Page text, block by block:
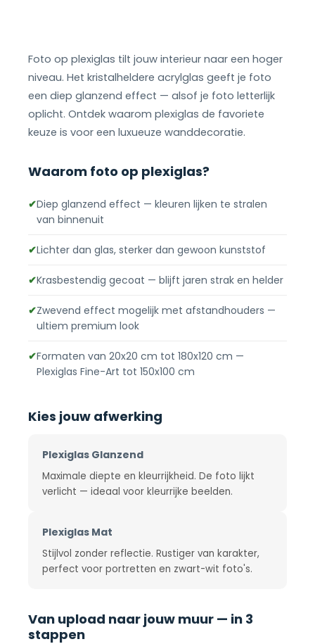
Foto op plexiglas tilt jouw interieur naar een hoger
niveau. Het kristalheldere acrylglas geeft je foto
een diep glanzend effect — alsof je foto letterlijk
oplicht. Ontdek waarom plexiglas de favoriete
keuze is voor een luxueuze wanddecoratie.
Waarom foto op plexiglas?
✔Diep glanzend effect — kleuren lijken te stralen
van binnenuit
✔Lichter dan glas, sterker dan gewoon kunststof
✔Krasbestendig gecoat — blijft jaren strak en helder
✔Zwevend effect mogelijk met afstandhouders —
ultiem premium look
✔Formaten van 20x20 cm tot 180x120 cm —
Plexiglas Fine-Art tot 150x100 cm
Kies jouw afwerking
Plexiglas Glanzend
Maximale diepte en kleurrijkheid. De foto lijkt
verlicht — ideaal voor kleurrijke beelden.
Plexiglas Mat
Stijlvol zonder reflectie. Rustiger van karakter,
perfect voor portretten en zwart-wit foto's.
Van upload naar jouw muur — in 3
stappen